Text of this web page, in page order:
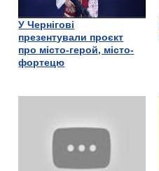
У Чернігові
презентували проєкт
про місто-герой, місто-
фортецю